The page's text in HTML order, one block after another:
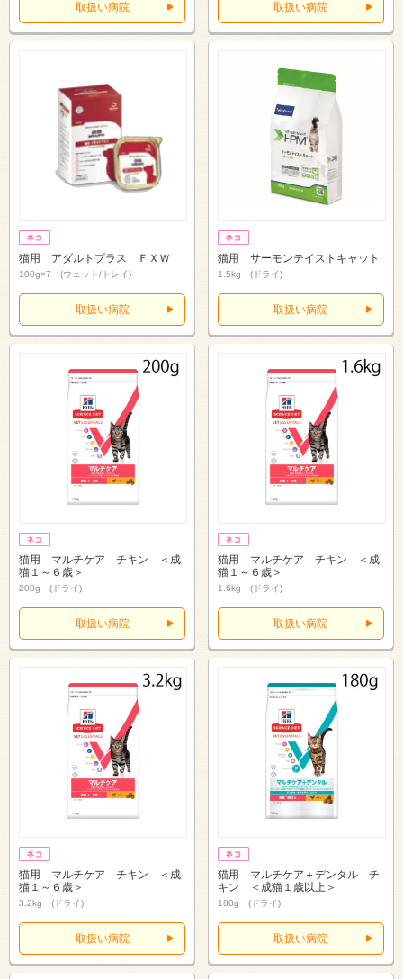
取扱い病院 取扱い病院
猫用 アダルトプラス ＦＸＷ
100g×7 (ウェット/トレイ)
取扱い病院
猫用 サーモンテイストキャット
1.5kg (ドライ)
取扱い病院
猫用 マルチケア チキン ＜成
猫１～６歳＞
200g (ドライ)
取扱い病院
猫用 マルチケア チキン ＜成
猫１～６歳＞
1.6kg (ドライ)
取扱い病院
猫用 マルチケア チキン ＜成
猫１～６歳＞
3.2kg (ドライ)
取扱い病院
猫用 マルチケア＋デンタル チ
キン ＜成猫１歳以上＞
180g (ドライ)
取扱い病院